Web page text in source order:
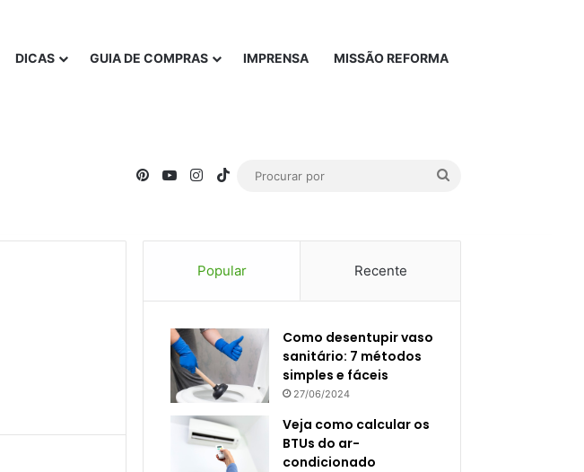
DICAS GUIA DE COMPRAS IMPRENSA MISSÃO REFORMA
PinterestYouTubeInstagram
TikTok
Popular Recente
Como desentupir vaso
sanitário: 7 métodos
simples e fáceis
27/06/2024
Veja como calcular os
BTUs do ar-
condicionado